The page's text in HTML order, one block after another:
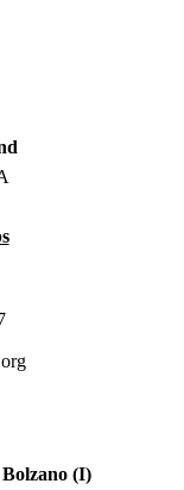
Bolzano (I)